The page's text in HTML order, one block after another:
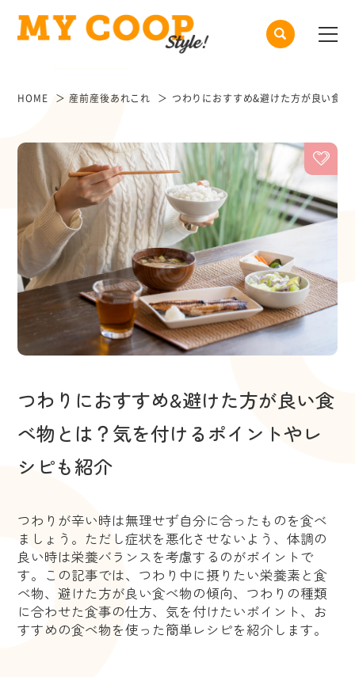
HOME 産前産後あれこれ つわりにおすすめ&避けた方が良い食
つわりにおすすめ&避けた方が良い食
べ物とは？気を付けるポイントやレ
シピも紹介
つわりが辛い時は無理せず自分に合ったものを食べ
ましょう。ただし症状を悪化させないよう、体調の
良い時は栄養バランスを考慮するのがポイントで
す。この記事では、つわり中に摂りたい栄養素と食
べ物、避けた方が良い食べ物の傾向、つわりの種類
に合わせた食事の仕方、気を付けたいポイント、お
すすめの食べ物を使った簡単レシピを紹介します。